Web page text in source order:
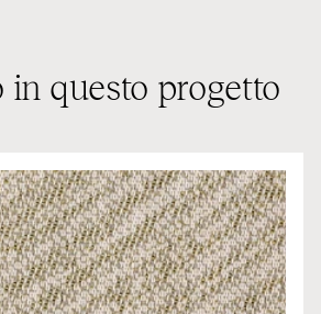
in questo progetto